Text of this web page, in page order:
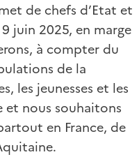
de chefs d’Etat et
juin 2025, en marge
à compter du
de la
les jeunesses et les
et nous souhaitons
en France, de